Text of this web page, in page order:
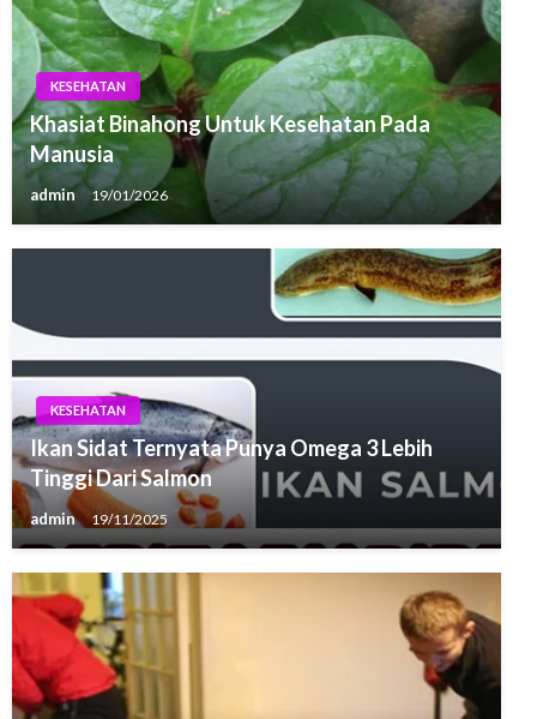
KESEHATAN
Khasiat Binahong Untuk Kesehatan Pada
Manusia
admin 19/01/2026
KESEHATAN
Ikan Sidat Ternyata Punya Omega 3 Lebih
Tinggi Dari Salmon
admin 19/11/2025